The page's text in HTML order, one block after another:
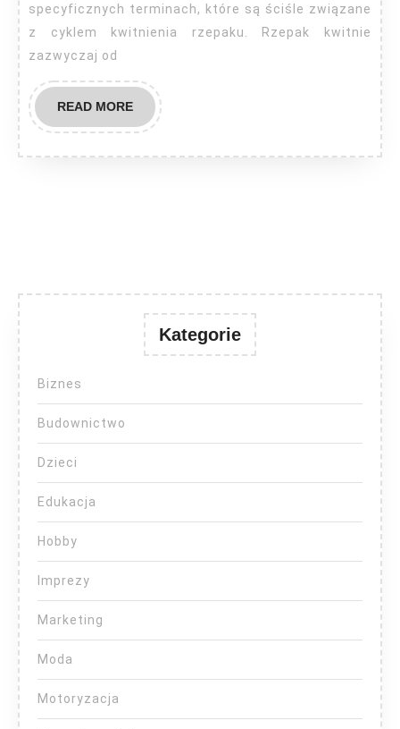
specyficznych terminach, które są ściśle związane
z cyklem kwitnienia rzepaku. Rzepak kwitnie
zazwyczaj od
READ MOREREAD
MORE
Kategorie
Biznes
Budownictwo
Dzieci
Edukacja
Hobby
Imprezy
Marketing
Moda
Motoryzacja